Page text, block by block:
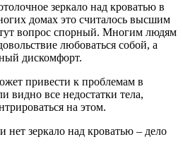
зеркало над кроватью в
домах это считалось высшим
тут вопрос спорный. Многим людям
любоваться собой, а
дискомфорт.
привести к проблемам в
видно все недостатки тела,
на этом.
нет зеркало над кроватью – дело